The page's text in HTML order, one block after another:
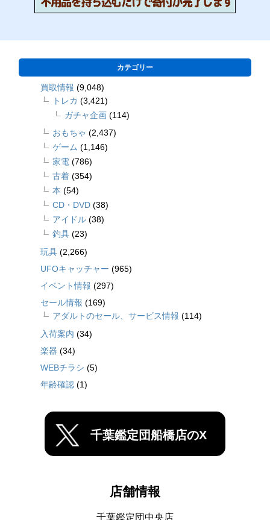
カテゴリー
買取情報 (9,048)
トレカ (3,421)
ガチャ企画 (114)
おもちゃ (2,437)
ゲーム (1,146)
家電 (786)
古着 (354)
本 (54)
CD・DVD (38)
アイドル (38)
釣具 (23)
玩具 (2,266)
UFOキャッチャー (965)
イベント情報 (297)
セール情報 (169)
アダルトのセール、サービス情報 (114)
入荷案内 (34)
楽器 (34)
WEBチラシ (5)
年齢確認 (1)
千葉鑑定団船橋店のX
店舗情報
千葉鑑定団中央店